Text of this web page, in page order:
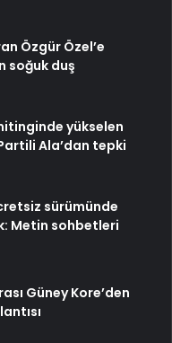
Özgür Özel’e
soğuk duş
yükselen
Ala’dan tepki
sürümünde
Metin sohbetleri
Güney Kore’den